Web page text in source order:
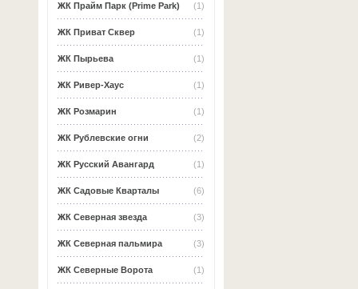
(1)
ЖК Прайм Парк (Prime Park)
(1)
ЖК Приват Сквер
(1)
ЖК Пырьева
(1)
ЖК Ривер-Хаус
(1)
ЖК Розмарин
(2)
ЖК Рублевские огни
(1)
ЖК Русский Авангард
(6)
ЖК Садовые Кварталы
(3)
ЖК Северная звезда
(3)
ЖК Северная пальмира
(1)
ЖК Северные Ворота